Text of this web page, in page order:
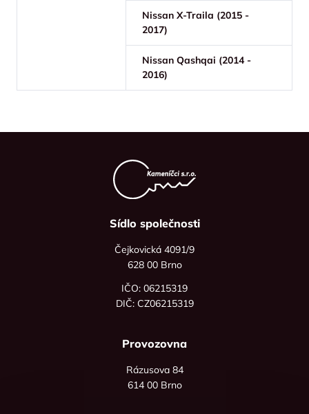
Nissan X-Traila (2015 -
2017)
Nissan Qashqai (2014 -
2016)
Sídlo společnosti
Čejkovická 4091/9
628 00 Brno
IČO: 06215319
DIČ: CZ06215319
Provozovna
Rázusova 84
614 00 Brno